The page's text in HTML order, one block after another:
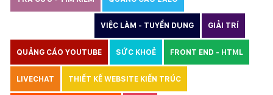
VIỆC LÀM - TUYỂN DỤNG GIẢI TRÍ
QUẢNG CÁO YOUTUBE SỨC KHOẺ FRONT END - HTML
LIVECHAT THIẾT KẾ WEBSITE KIẾN TRÚC